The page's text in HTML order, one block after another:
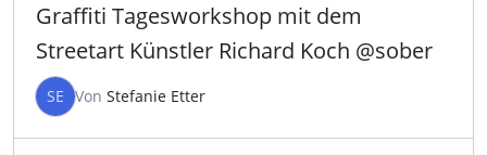
Graffiti Tagesworkshop mit dem
Streetart Künstler Richard Koch @sober
SE Von Stefanie Etter